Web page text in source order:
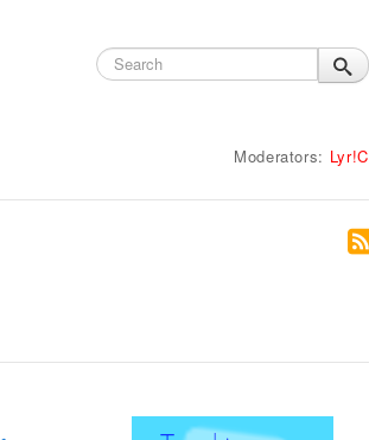
Moderators: Lyr!C